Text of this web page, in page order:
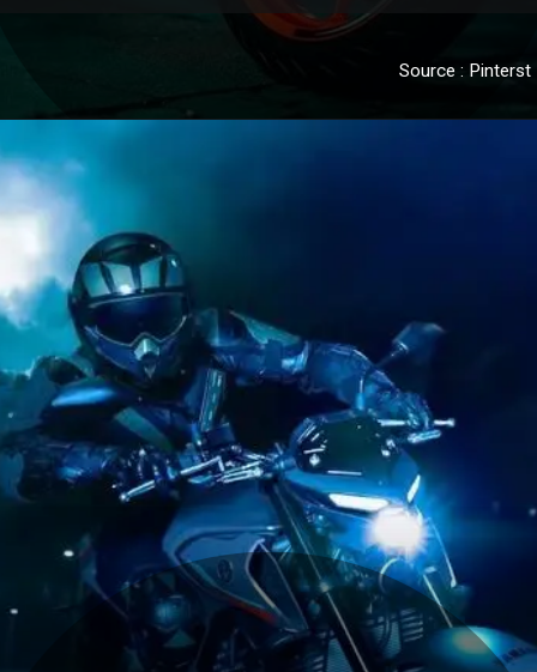
Source : Pinterst